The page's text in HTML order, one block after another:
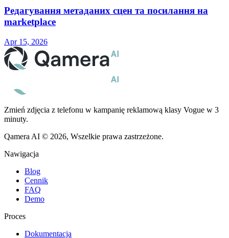
Редагування метаданих сцен та посилання на
marketplace
Apr 15, 2026
Zmień zdjęcia z telefonu w kampanię reklamową klasy Vogue w 3
minuty.
Qamera AI © 2026, Wszelkie prawa zastrzeżone.
Nawigacja
Blog
Cennik
FAQ
Demo
Proces
Dokumentacja